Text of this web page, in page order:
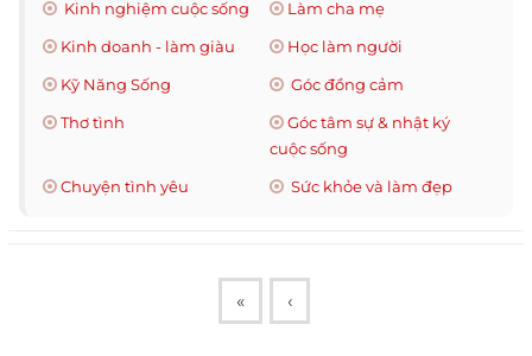
Kinh nghiệm cuộc sống
Làm cha mẹ
Kinh doanh - làm giàu
Học làm người
Kỹ Năng Sống
Góc đồng cảm
Thơ tình
Góc tâm sự & nhật ký
cuộc sống
Chuyện tình yêu
Sức khỏe và làm đẹp
« ‹